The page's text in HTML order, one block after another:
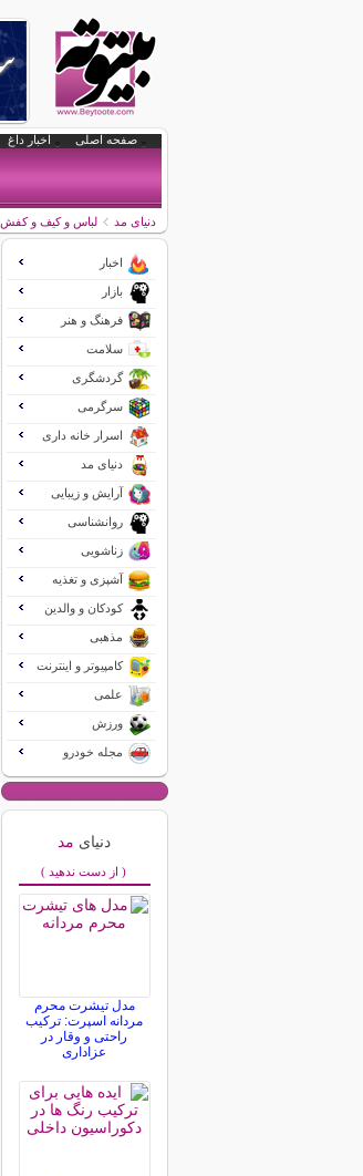
صفحه اصلی اخبار داغ
دنیای مد لباس و کیف و کفش
اخبار
بازار
فرهنگ و هنر
سلامت
گردشگری
سرگرمی
اسرار خانه داری
دنیای مد
آرایش و زیبایی
روانشناسی
زناشویی
آشپزی و تغذیه
کودکان و والدین
مذهبی
کامپیوتر و اینترنت
علمی
ورزش
مجله خودرو
دنیای مد
( از دست ندهید )
مدل تیشرت محرم
مردانه اسپرت: ترکیب
راحتی و وقار در
عزاداری